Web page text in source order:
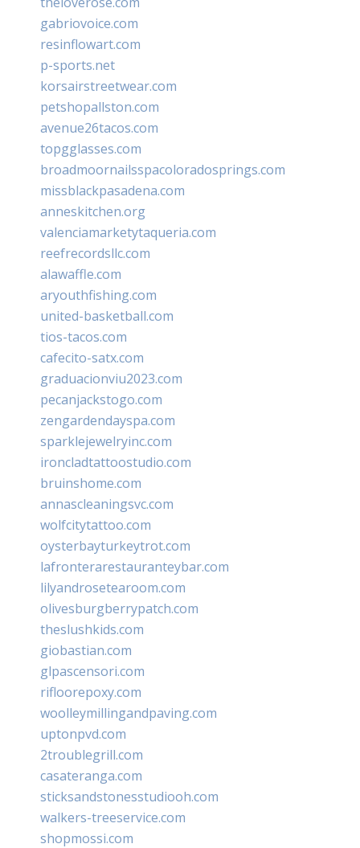
gabriovoice.com
resinflowart.com
p-sports.net
korsairstreetwear.com
petshopallston.com
avenue26tacos.com
topgglasses.com
broadmoornailsspacoloradosprings.com
missblackpasadena.com
anneskitchen.org
valenciamarketytaqueria.com
reefrecordsllc.com
alawaffle.com
aryouthfishing.com
united-basketball.com
tios-tacos.com
cafecito-satx.com
graduacionviu2023.com
pecanjackstogo.com
zengardendayspa.com
sparklejewelryinc.com
ironcladtattoostudio.com
bruinshome.com
annascleaningsvc.com
wolfcitytattoo.com
oysterbayturkeytrot.com
lafronterarestauranteybar.com
lilyandrosetearoom.com
olivesburgberrypatch.com
theslushkids.com
giobastian.com
glpascensori.com
rifloorepoxy.com
woolleymillingandpaving.com
uptonpvd.com
2troublegrill.com
casateranga.com
sticksandstonesstudiooh.com
walkers-treeservice.com
shopmossi.com